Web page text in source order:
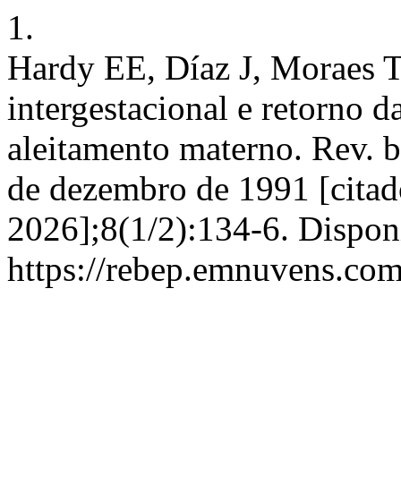
1.
Hardy EE, Díaz J, Moraes
intergestacional e retorno
aleitamento materno. Rev.
de dezembro de 1991
2026];8(1/2):134-6.
https://